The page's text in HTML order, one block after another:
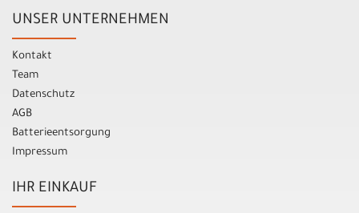
UNSER UNTERNEHMEN
Kontakt
Team
Datenschutz
AGB
Batterieentsorgung
Impressum
IHR EINKAUF